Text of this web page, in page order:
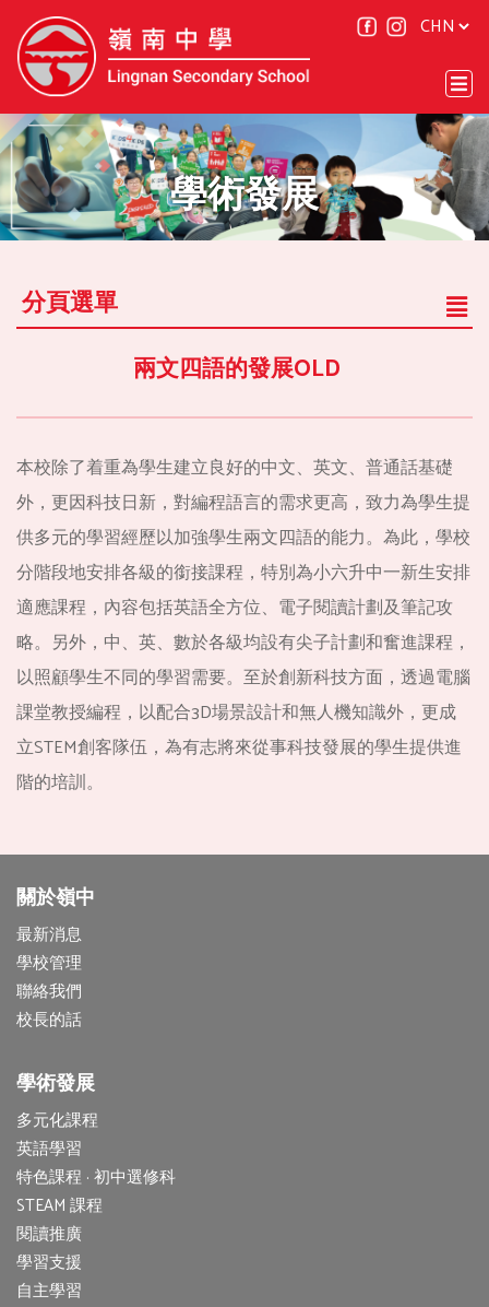
學術發展
分頁選單
兩文四語的發展OLD
本校除了着重為學生建立良好的中文、英文、普通話基礎
外，更因科技日新，對編程語言的需求更高，致力為學生提
供多元的學習經歷以加強學生兩文四語的能力。為此，學校
分階段地安排各級的銜接課程，特別為小六升中一新生安排
適應課程，內容包括英語全方位、電子閱讀計劃及筆記攻
略。另外，中、英、數於各級均設有尖子計劃和奮進課程，
以照顧學生不同的學習需要。至於創新科技方面，透過電腦
課堂教授編程，以配合3D場景設計和無人機知識外，更成
立STEM創客隊伍，為有志將來從事科技發展的學生提供進
階的培訓。
關於嶺中
最新消息
學校管理
聯絡我們
校長的話
學術發展
多元化課程
英語學習
特色課程 · 初中選修科
STEAM 課程
閱讀推廣
學習支援
自主學習